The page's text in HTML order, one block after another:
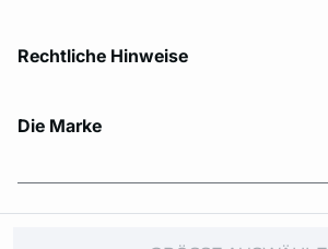
Rechtliche Hinweise
Die Marke